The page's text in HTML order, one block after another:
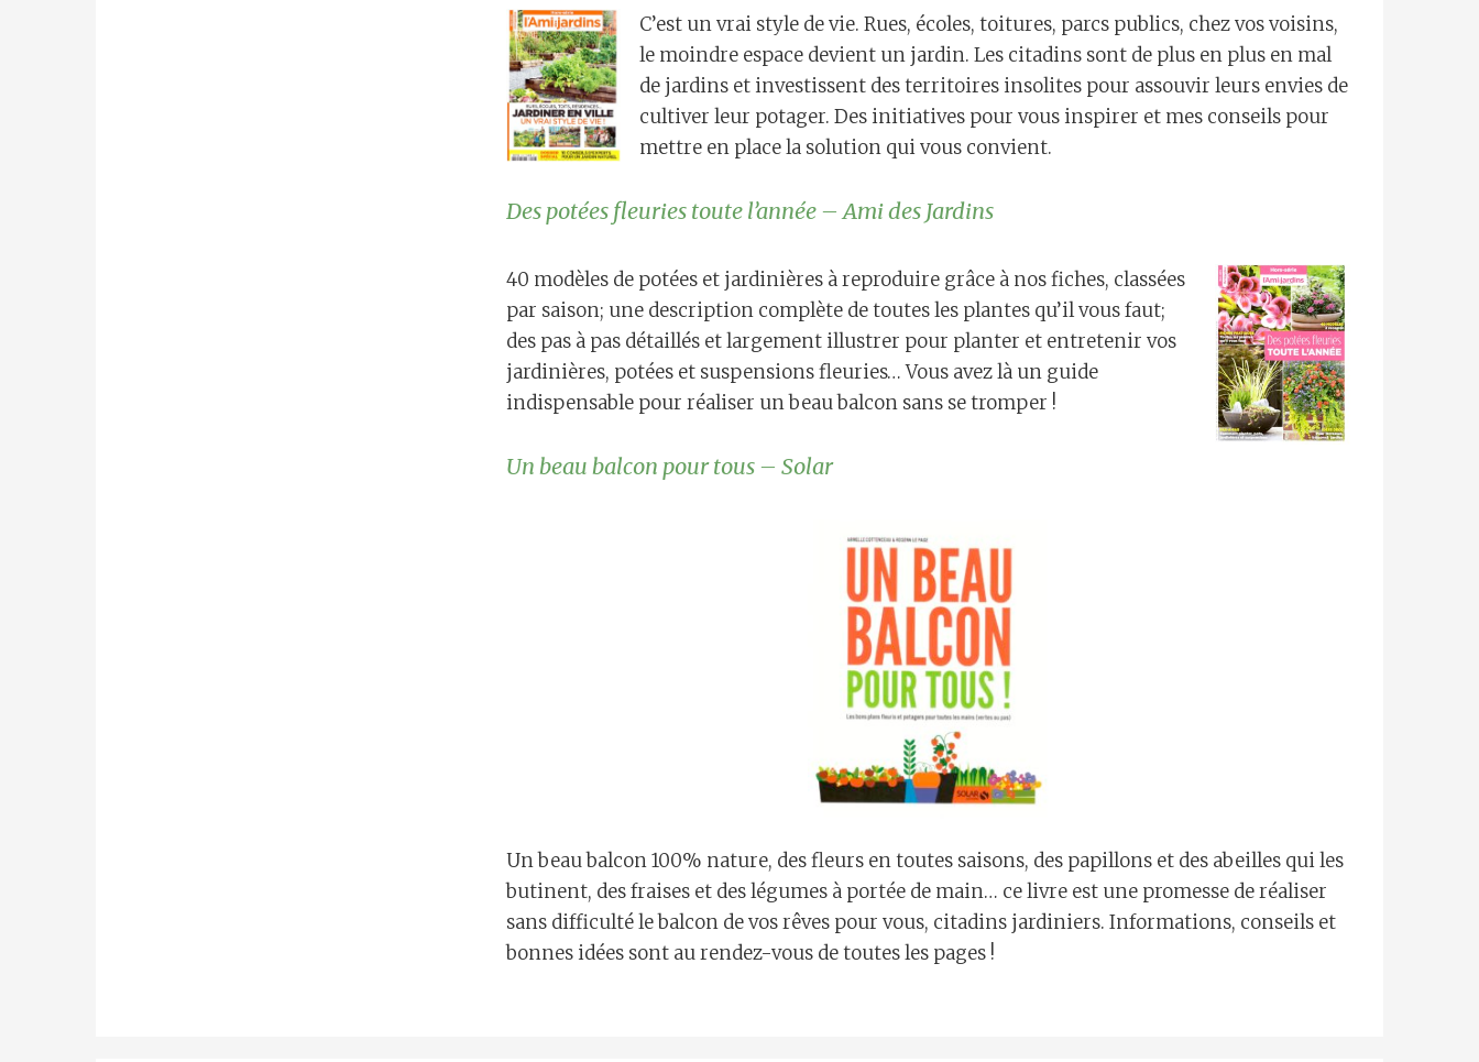
C’est un vrai style de vie. Rues, écoles, toitures, parcs publics, chez vos voisins,
le moindre espace devient un jardin. Les citadins sont de plus en plus en mal
de jardins et investissent des territoires insolites pour assouvir leurs envies de
cultiver leur potager. Des initiatives pour vous inspirer et mes conseils pour
mettre en place la solution qui vous convient.
Des potées fleuries toute l’année – Ami des Jardins
40 modèles de potées et jardinières à reproduire grâce à nos fiches, classées
par saison; une description complète de toutes les plantes qu’il vous faut;
des pas à pas détaillés et largement illustrer pour planter et entretenir vos
jardinières, potées et suspensions fleuries… Vous avez là un guide
indispensable pour réaliser un beau balcon sans se tromper !
Un beau balcon pour tous – Solar
Un beau balcon 100% nature, des fleurs en toutes saisons, des papillons et des abeilles qui les
butinent, des fraises et des légumes à portée de main… ce livre est une promesse de réaliser
sans difficulté le balcon de vos rêves pour vous, citadins jardiniers. Informations, conseils et
bonnes idées sont au rendez-vous de toutes les pages !